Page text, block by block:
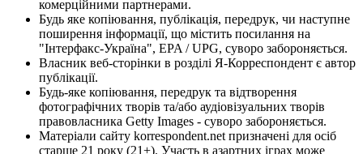
комерційними партнерами.
Будь яке копіювання, публікація, передрук, чи наступне
поширення інформації, що містить посилання на
"Інтерфакс-Україна", EPA / UPG, суворо забороняється.
Власник веб-сторінки в розділі Я-Корреспондент є автор
публікації.
Будь-яке копіювання, передрук та відтворення
фотографічних творів та/або аудіовізуальних творів
правовласника Getty Images - суворо забороняється.
Матеріали сайту korrespondent.net призначені для осіб
старше 21 року (21+). Участь в азартних іграх може